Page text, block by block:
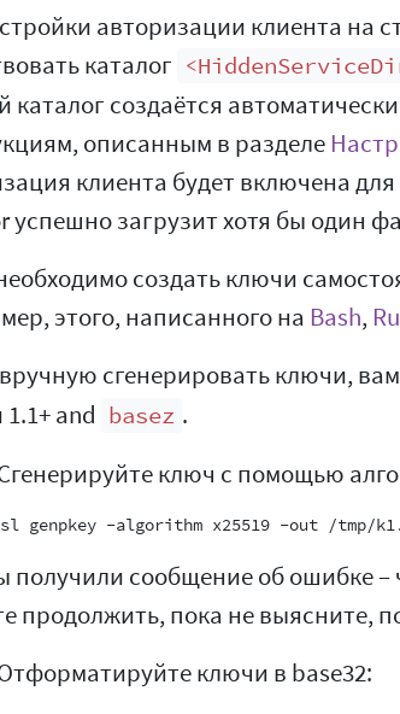
авторизации клиента на
каталог
создаётся
описанным в разделе
клиента будет включена для
успешно загрузит хотя бы один
создать ключи
этого, написанного на Bash,
сгенерировать ключи,
and basez .
ключ с помощью
получили сообщение об ошибке –
продолжить, пока не выясните,
ключи в base32: